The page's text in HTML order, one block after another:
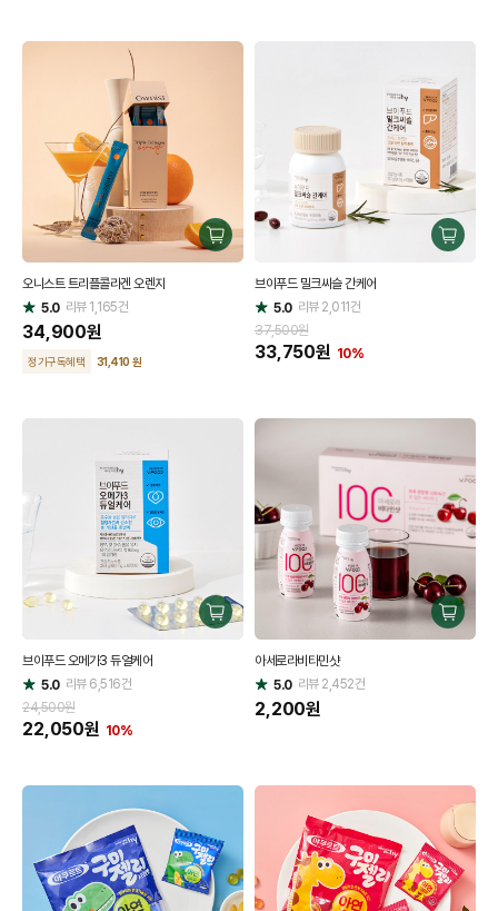
구
매
오니스트 트리플콜라겐 오렌지
별
점
5.0 리뷰1,165건
34,900원
정기구독혜택 31,410 원
구
브이푸드 밀크씨슬 간케어
별
점
5.0 리뷰2,011건
37,500원
33,750원 10%
구
브이푸드 오메가3 듀얼케어
별
점
5.0 리뷰6,516건
24,500원
22,050원 10%
구
매
아세로라비타민샷
별
점
5.0 리뷰2,452건
2,200원